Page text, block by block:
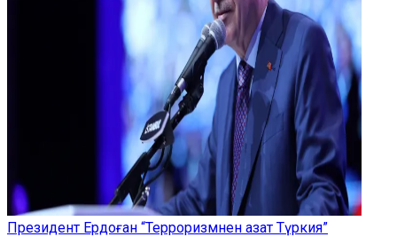
Президент Ердоған “Терроризмнен азат Түркия”